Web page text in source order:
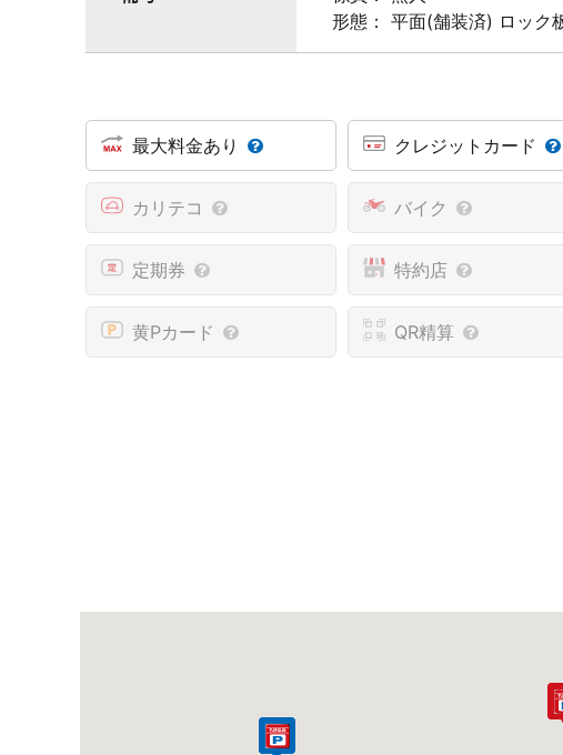
形態： 平面(舗装済) ロック
最大料金あり クレジットカード
カリテコ バイク
定期券 特約店
黄Pカード QR精算